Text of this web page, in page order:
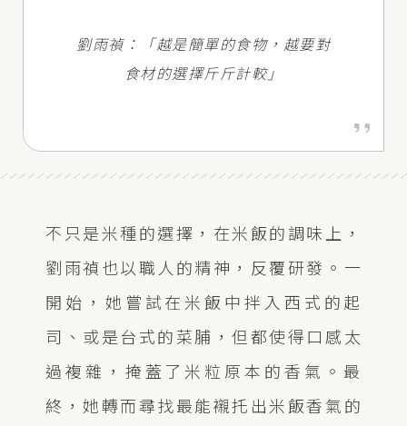
劉雨禎：「越是簡單的食物，越要對
食材的選擇斤斤計較」
不只是米種的選擇，在米飯的調味上，
劉雨禎也以職人的精神，反覆研發。一
開始，她嘗試在米飯中拌入西式的起
司、或是台式的菜脯，但都使得口感太
過複雜，掩蓋了米粒原本的香氣。最
終，她轉而尋找最能襯托出米飯香氣的